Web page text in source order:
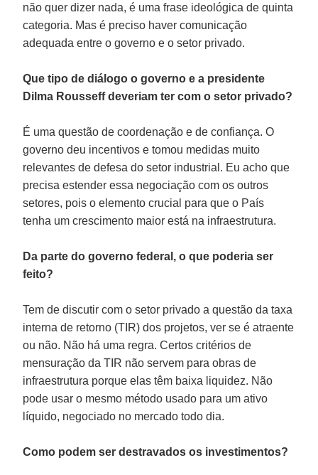
não quer dizer nada, é uma frase ideológica de quinta
categoria. Mas é preciso haver comunicação
adequada entre o governo e o setor privado.
Que tipo de diálogo o governo e a presidente
Dilma Rousseff deveriam ter com o setor privado?
É uma questão de coordenação e de confiança. O
governo deu incentivos e tomou medidas muito
relevantes de defesa do setor industrial. Eu acho que
precisa estender essa negociação com os outros
setores, pois o elemento crucial para que o País
tenha um crescimento maior está na infraestrutura.
Da parte do governo federal, o que poderia ser
feito?
Tem de discutir com o setor privado a questão da taxa
interna de retorno (TIR) dos projetos, ver se é atraente
ou não. Não há uma regra. Certos critérios de
mensuração da TIR não servem para obras de
infraestrutura porque elas têm baixa liquidez. Não
pode usar o mesmo método usado para um ativo
líquido, negociado no mercado todo dia.
Como podem ser destravados os investimentos?